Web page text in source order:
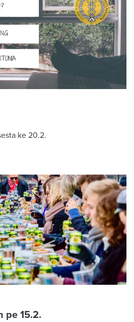
ke 20.2.
pe 15.2.